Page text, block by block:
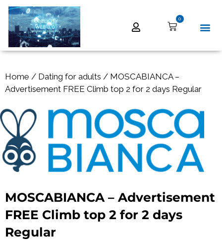
0
Home / Dating for adults / MOSCABIANCA –
Advertisement FREE Climb top 2 for 2 days Regular
MOSCABIANCA – Advertisement
FREE Climb top 2 for 2 days
Regular